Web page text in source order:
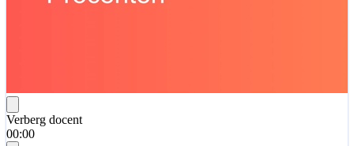
Verberg docent
00:00